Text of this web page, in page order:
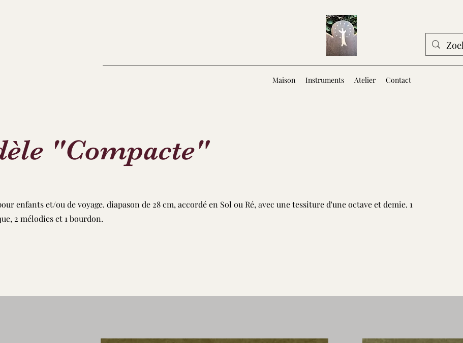
Maison Instruments Atelier Contact
"Compacte"
enfants et/ou de voyage. diapason de 28 cm, accordé en Sol ou Ré, avec une tessiture d'une octave et demie. 1
2 mélodies et 1 bourdon.